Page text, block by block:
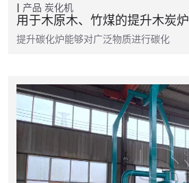
产品 炭化机
用于木原木、竹煤的提升木炭炉
提升碳化炉能够对广泛物质进行碳化